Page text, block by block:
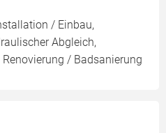
/ Einbau,
Abgleich,
/ Badsanierung